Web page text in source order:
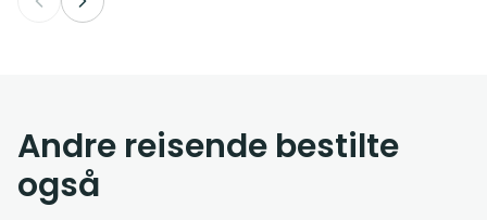
Andre reisende bestilte
også